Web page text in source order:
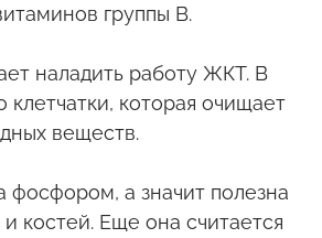
группы В.
наладить работу ЖКТ. В
которая очищает
веществ.
фосфором, а значит полезна
костей. Еще она считается